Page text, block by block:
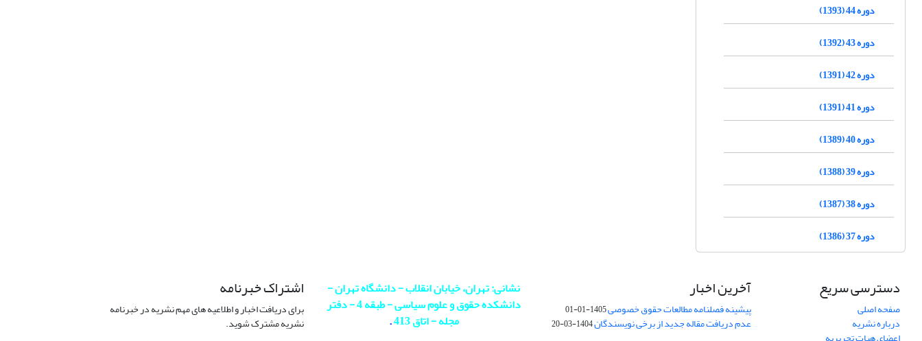
دوره 44 (1393)
دوره 43 (1392)
دوره 42 (1391)
دوره 41 (1391)
دوره 40 (1389)
دوره 39 (1388)
دوره 38 (1387)
دوره 37 (1386)
دسترسی سریع
صفحه اصلی
درباره نشریه
آخرین اخبار
پیشینه فصلنامه مطالعات حقوق خصوصی1405-01-01
عدم دریافت مقاله جدید از برخی نویسندگان1404-03-20
نشانی: تهران، خیابان انقلاب - دانشگاه تهران -
دانشکده حقوق و علوم سیاسی - طبقه 4 - دفتر
مجله - اتاق 413
.
اشتراک خبرنامه
برای دریافت اخبار و اطلاعیه های مهم نشریه در خبرنامه
نشریه مشترک شوید.